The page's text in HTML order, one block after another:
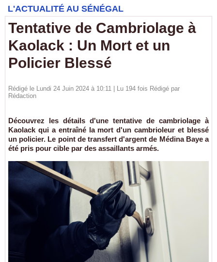
L'ACTUALITÉ AU SÉNÉGAL
Tentative de Cambriolage à
Kaolack : Un Mort et un
Policier Blessé
Rédigé le Lundi 24 Juin 2024 à 10:11 | Lu 194 fois Rédigé par
Rédaction
Découvrez les détails d'une tentative de cambriolage à
Kaolack qui a entraîné la mort d'un cambrioleur et blessé
un policier. Le point de transfert d'argent de Médina Baye a
été pris pour cible par des assaillants armés.